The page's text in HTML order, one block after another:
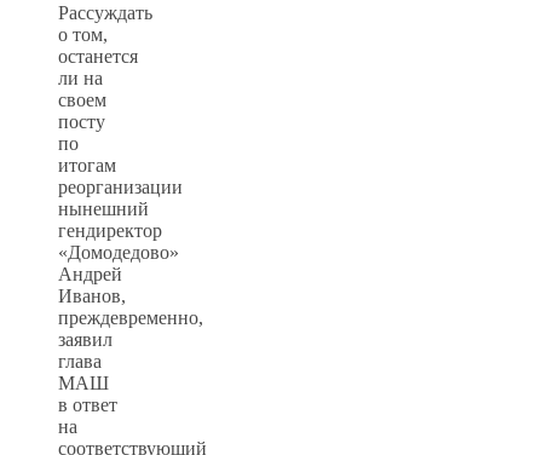
Рассуждать
о том,
останется
ли на
своем
посту
по
итогам
реорганизации
нынешний
гендиректор
«Домодедово»
Андрей
Иванов,
преждевременно,
заявил
глава
МАШ
в ответ
на
соответствующий